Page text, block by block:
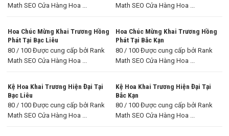
Math SEO Cửa Hàng Hoa ...
Math SEO Cửa Hàng Hoa ...
Hoa Chúc Mừng Khai Trương Hồng
Phát Tại Bạc Liêu
80 / 100 Được cung cấp bởi Rank
Math SEO Cửa Hàng Hoa ...
Hoa Chúc Mừng Khai Trương Hồng
Phát Tại Bắc Kạn
80 / 100 Được cung cấp bởi Rank
Math SEO Cửa Hàng Hoa ...
Kệ Hoa Khai Trương Hiện Đại Tại
Bạc Liêu
80 / 100 Được cung cấp bởi Rank
Math SEO Cửa Hàng Hoa ...
Kệ Hoa Khai Trương Hiện Đại Tại
Bắc Kạn
80 / 100 Được cung cấp bởi Rank
Math SEO Cửa Hàng Hoa ...